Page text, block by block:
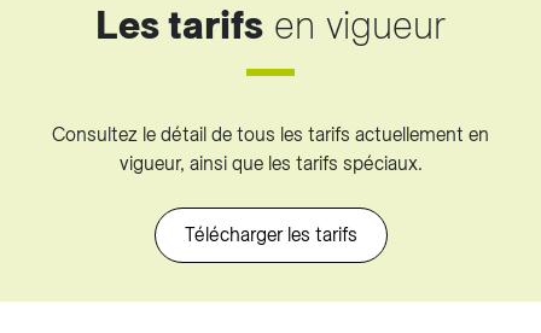
Les tarifs en vigueur
Consultez le détail de tous les tarifs actuellement en
vigueur, ainsi que les tarifs spéciaux.
Télécharger les tarifs